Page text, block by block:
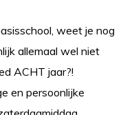
weet je nog
allemaal wel niet
ACHT jaar?!
en persoonlijke